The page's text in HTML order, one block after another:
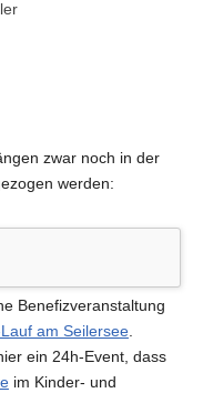
zwar noch in der
werden:
Benefizveranstaltung
am Seilersee.
ein 24h-Event, dass
im Kinder- und